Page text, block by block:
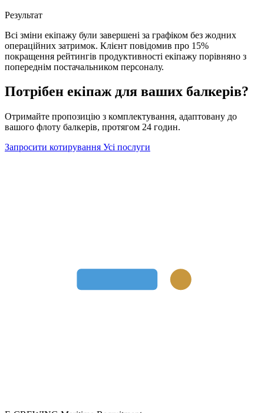
Результат
Всі зміни екіпажу були завершені за графіком без жодних
операційних затримок. Клієнт повідомив про 15%
покращення рейтингів продуктивності екіпажу порівняно з
попереднім постачальником персоналу.
Потрібен екіпаж для ваших балкерів?
Отримайте пропозицію з комплектування, адаптовану до
вашого флоту балкерів, протягом 24 годин.
Запросити котирування Усі послуги